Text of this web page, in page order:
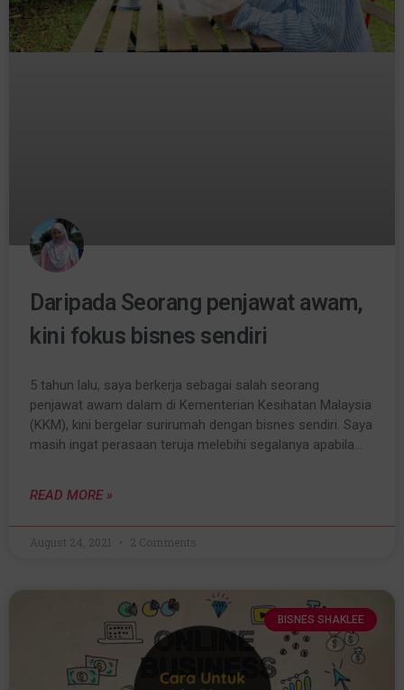
Daripada Seorang penjawat awam,
kini fokus bisnes sendiri
5 tahun lalu, saya berkerja sebagai salah seorang
penjawat awam dalam di Kementerian Kesihatan Malaysia
(KKM), kini bergelar surirumah dengan bisnes sendiri. Saya
masih ingat perasaan teruja melebihi segalanya apabila…
READ MORE »
August 24, 2021 2 Comments
BISNES SHAKLEE